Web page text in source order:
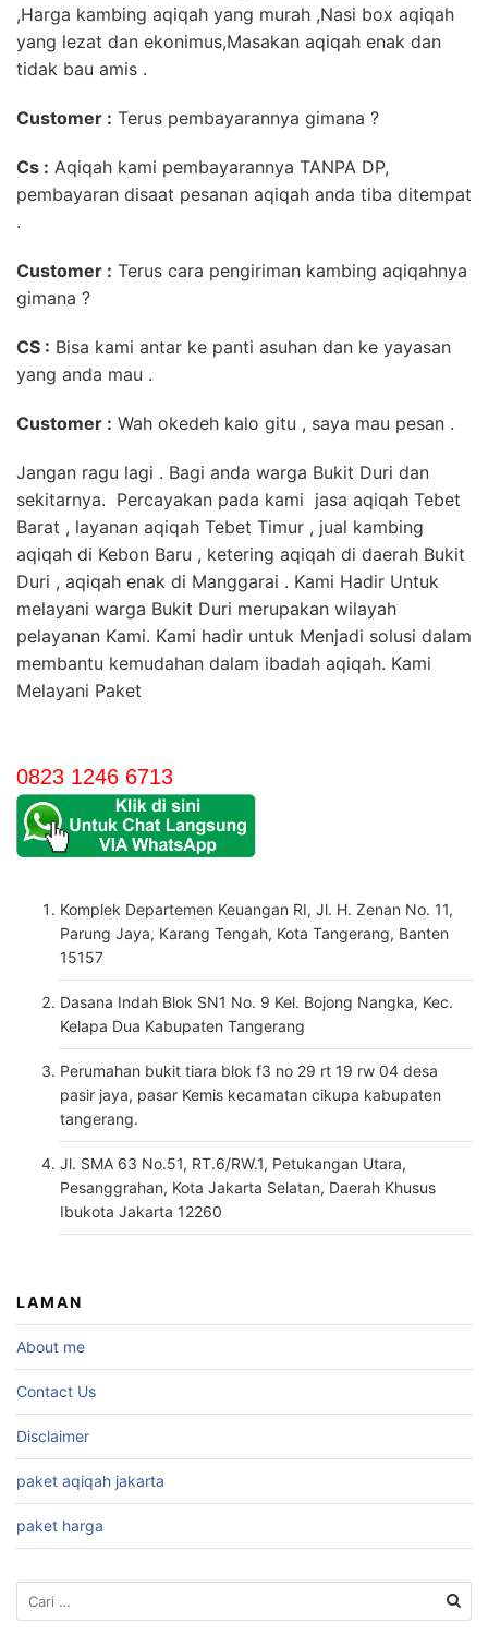
,Harga kambing aqiqah yang murah ,Nasi box aqiqah
yang lezat dan ekonimus,Masakan aqiqah enak dan
tidak bau amis .
Customer : Terus pembayarannya gimana ?
Cs : Aqiqah kami pembayarannya TANPA DP,
pembayaran disaat pesanan aqiqah anda tiba ditempat
.
Customer : Terus cara pengiriman kambing aqiqahnya
gimana ?
CS : Bisa kami antar ke panti asuhan dan ke yayasan
yang anda mau .
Customer : Wah okedeh kalo gitu , saya mau pesan .
Jangan ragu lagi . Bagi anda warga Bukit Duri dan
sekitarnya. Percayakan pada kami jasa aqiqah Tebet
Barat , layanan aqiqah Tebet Timur , jual kambing
aqiqah di Kebon Baru , ketering aqiqah di daerah Bukit
Duri , aqiqah enak di Manggarai . Kami Hadir Untuk
melayani warga Bukit Duri merupakan wilayah
pelayanan Kami. Kami hadir untuk Menjadi solusi dalam
membantu kemudahan dalam ibadah aqiqah. Kami
Melayani Paket
0823 1246 6713
Komplek Departemen Keuangan RI, Jl. H. Zenan No. 11,
Parung Jaya, Karang Tengah, Kota Tangerang, Banten
15157
Dasana Indah Blok SN1 No. 9 Kel. Bojong Nangka, Kec.
Kelapa Dua Kabupaten Tangerang
Perumahan bukit tiara blok f3 no 29 rt 19 rw 04 desa
pasir jaya, pasar Kemis kecamatan cikupa kabupaten
tangerang.
Jl. SMA 63 No.51, RT.6/RW.1, Petukangan Utara,
Pesanggrahan, Kota Jakarta Selatan, Daerah Khusus
Ibukota Jakarta 12260
LAMAN
About me
Contact Us
Disclaimer
paket aqiqah jakarta
paket harga
Cari
untuk: